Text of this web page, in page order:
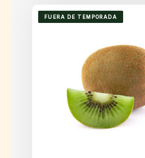
FUERA DE TEMPORADA